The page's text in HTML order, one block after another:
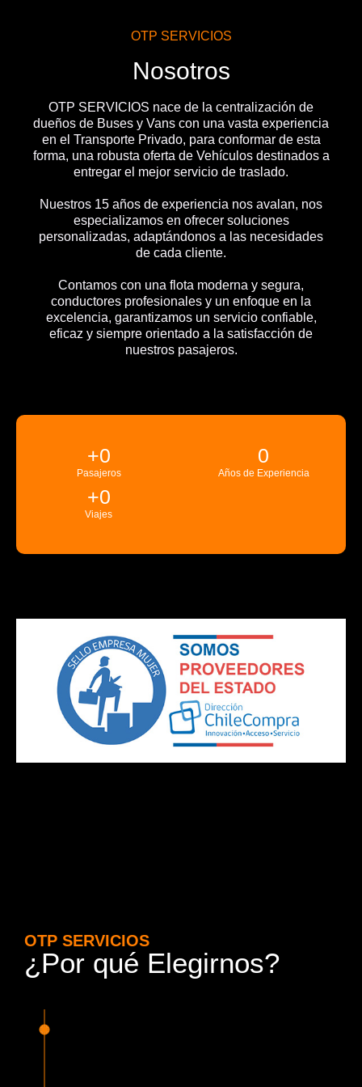
OTP SERVICIOS
Nosotros
OTP SERVICIOS nace de la centralización de
dueños de Buses y Vans con una vasta experiencia
en el Transporte Privado, para conformar de esta
forma, una robusta oferta de Vehículos destinados a
entregar el mejor servicio de traslado.
Nuestros 15 años de experiencia nos avalan, nos
especializamos en ofrecer soluciones
personalizadas, adaptándonos a las necesidades
de cada cliente.
Contamos con una flota moderna y segura,
conductores profesionales y un enfoque en la
excelencia, garantizamos un servicio confiable,
eficaz y siempre orientado a la satisfacción de
nuestros pasajeros.
Pasajeros
+0
Años de Experiencia
0
Viajes
+0
OTP SERVICIOS
¿Por qué Elegirnos?